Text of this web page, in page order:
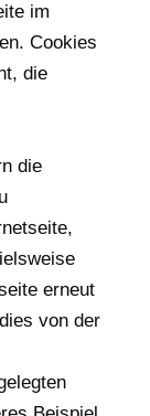
im
Cookies
die
die
erneut
von der